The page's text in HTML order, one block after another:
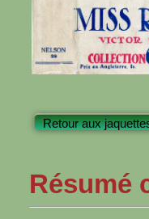
Retour aux
Résumé